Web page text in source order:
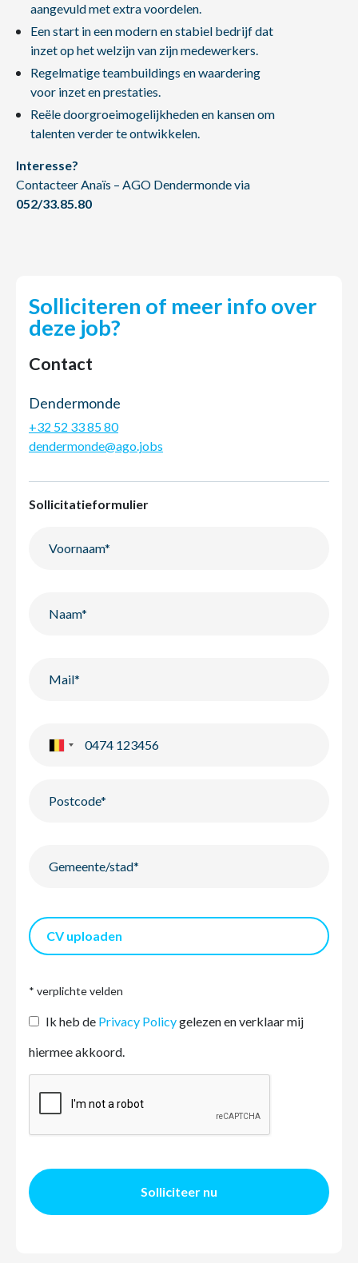
aangevuld met extra voordelen.
Een start in een modern en stabiel bedrijf dat
inzet op het welzijn van zijn medewerkers.
Regelmatige teambuildings en waardering
voor inzet en prestaties.
Reële doorgroeimogelijkheden en kansen om
talenten verder te ontwikkelen.
Interesse?
Contacteer Anaïs – AGO Dendermonde via
052/33.85.80
Solliciteren of meer info over
deze job?
Contact
Dendermonde
+32 52 33 85 80
dendermonde@ago.jobs
Sollicitatieformulier
CV uploaden
* verplichte velden
Ik heb de Privacy Policygelezen en verklaar mij
hiermee akkoord.
Solliciteer nu